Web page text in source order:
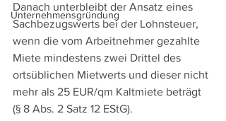
Unternehmensgründung
Danach unterbleibt der Ansatz eines
Sachbezugswerts bei der Lohnsteuer,
wenn die vom Arbeitnehmer gezahlte
Miete mindestens zwei Drittel des
ortsüblichen Mietwerts und dieser nicht
mehr als 25 EUR/qm Kaltmiete beträgt
(§ 8 Abs. 2 Satz 12 EStG).